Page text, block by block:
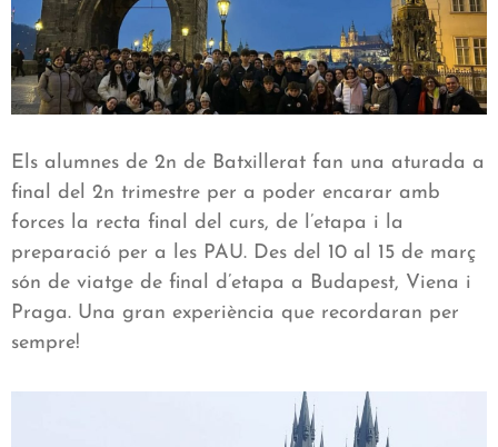
Els alumnes de 2n de Batxillerat fan una aturada a
final del 2n trimestre per a poder encarar amb
forces la recta final del curs, de l’etapa i la
preparació per a les PAU. Des del 10 al 15 de març
són de viatge de final d’etapa a Budapest, Viena i
Praga. Una gran experiència que recordaran per
sempre!